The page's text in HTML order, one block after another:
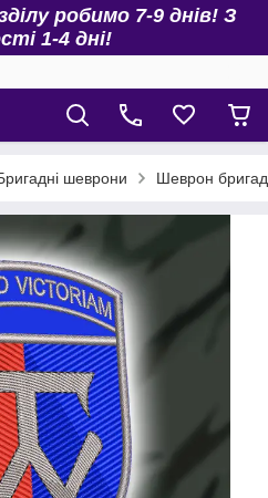
робимо 7-9 днів! З
1-4 дні!
шеврони Шеврон